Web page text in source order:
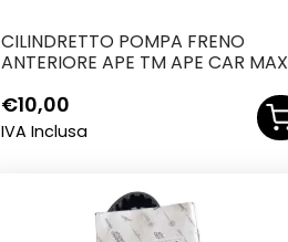
CILINDRETTO POMPA FRENO
ANTERIORE APE TM APE CAR MAX
€10,00
IVA Inclusa